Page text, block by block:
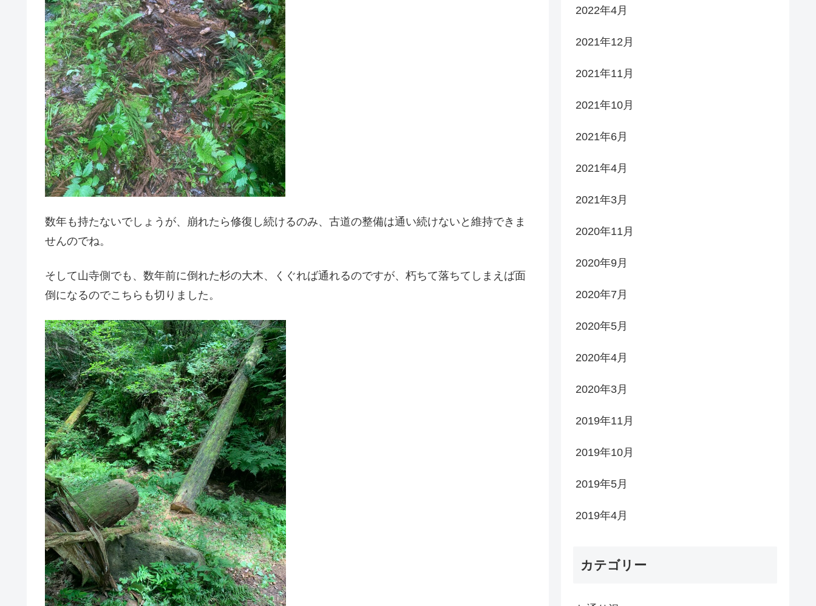
数年も持たないでしょうが、崩れたら修復し続けるのみ、古道の整備は通い続けないと維持できま
せんのでね。
そして山寺側でも、数年前に倒れた杉の大木、くぐれば通れるのですが、朽ちて落ちてしまえば面
倒になるのでこちらも切りました。
2022年4月
2021年12月
2021年11月
2021年10月
2021年6月
2021年4月
2021年3月
2020年11月
2020年9月
2020年7月
2020年5月
2020年4月
2020年3月
2019年11月
2019年10月
2019年5月
2019年4月
カテゴリー